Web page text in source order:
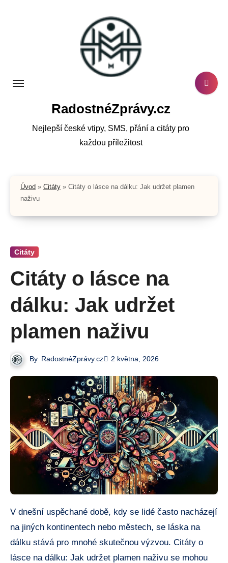
RadostnéZprávy.cz
Nejlepší české vtipy, SMS, přání a citáty pro
každou příležitost
Úvod » Citáty » Citáty o lásce na dálku: Jak udržet plamen
naživu
Citáty
Citáty o lásce na
dálku: Jak udržet
plamen naživu
By RadostnéZprávy.cz 2 května, 2026
V dnešní uspěchané době, kdy se lidé často nacházejí
na jiných kontinentech nebo městech, se láska na
dálku stává pro mnohé skutečnou výzvou. Citáty o
lásce na dálku: Jak udržet plamen naživu se mohou